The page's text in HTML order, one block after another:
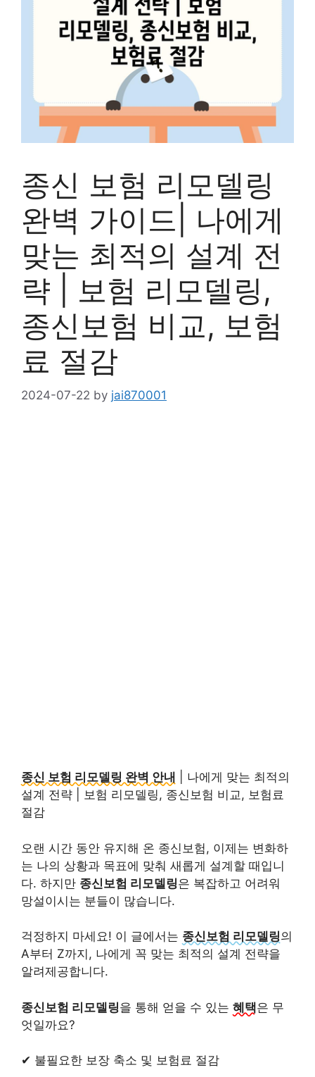
종신 보험 리모델링
완벽 가이드| 나에게
맞는 최적의 설계 전
략 | 보험 리모델링,
종신보험 비교, 보험
료 절감
2024-07-22 by jai870001
종신 보험 리모델링 완벽 안내
| 나에게 맞는 최적의
설계 전략 | 보험 리모델링, 종신보험 비교, 보험료
절감
오랜 시간 동안 유지해 온 종신보험, 이제는 변화하
는 나의 상황과 목표에 맞춰 새롭게 설계할 때입니
다. 하지만 종신보험 리모델링은 복잡하고 어려워
망설이시는 분들이 많습니다.
걱정하지 마세요! 이 글에서는 종신보험 리모델링의
A부터 Z까지, 나에게 꼭 맞는 최적의 설계 전략을
알려제공합니다.
종신보험 리모델링을 통해 얻을 수 있는 혜택은 무
엇일까요?
✔ 불필요한 보장 축소 및 보험료 절감